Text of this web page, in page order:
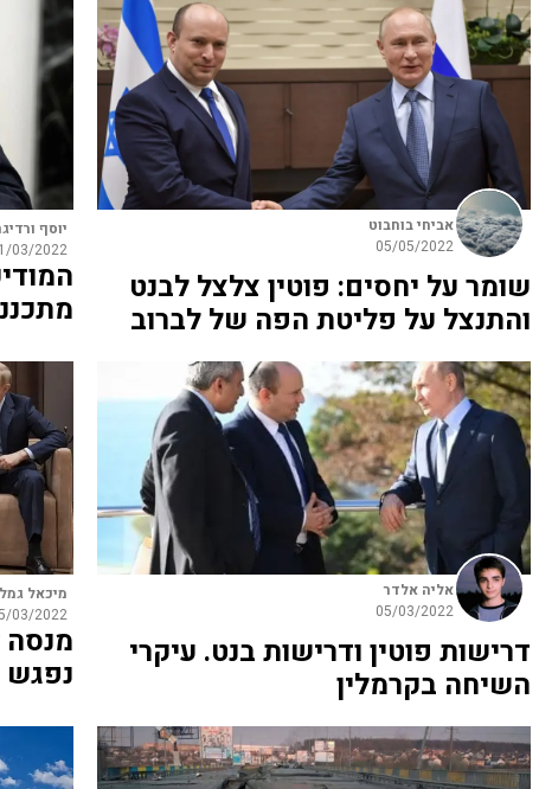
אביחי בוחבוט
05/05/2022
שומר על יחסים: פוטין צלצל לבנט
והתנצל על פליטת הפה של לברוב
יוסף
03/2022
אליה אלדר
05/03/2022
דרישות פוטין ודרישות בנט. עיקרי
השיחה בקרמלין
מיכאל
03/2022
נפגש